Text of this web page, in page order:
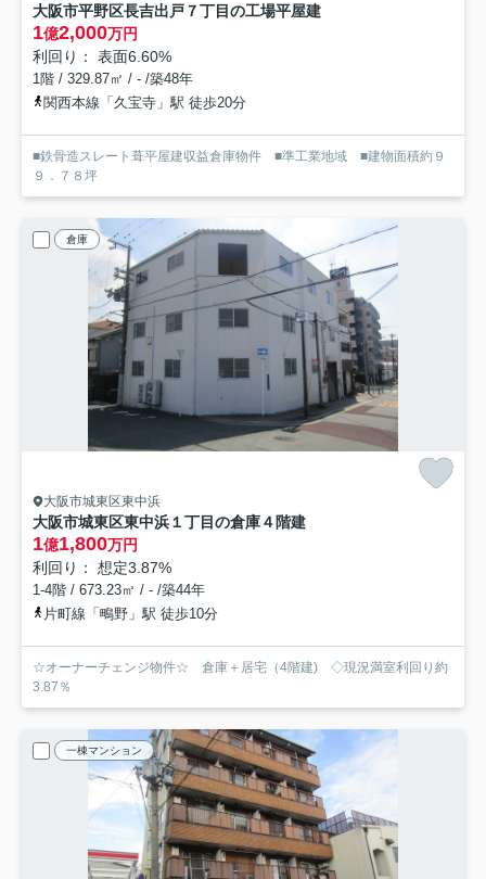
大阪市平野区長吉出戸７丁目の工場平屋建
1億2,000万円
利回り： 表面6.60%
1階 / 329.87㎡ / - /築48年
関西本線「久宝寺」駅 徒歩20分
■鉄骨造スレート葺平屋建収益倉庫物件 ■準工業地域 ■建物面積約９
９．７８坪
倉庫
大阪市城東区東中浜
大阪市城東区東中浜１丁目の倉庫４階建
1億1,800万円
利回り： 想定3.87%
1-4階 / 673.23㎡ / - /築44年
片町線「鴫野」駅 徒歩10分
☆オーナーチェンジ物件☆ 倉庫＋居宅（4階建) ◇現況満室利回り約
3.87％
一棟マンション